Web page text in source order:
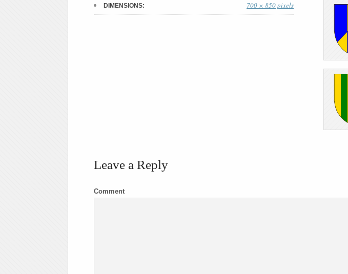
DIMENSIONS: 700 × 850 pixels
Leave a Reply
Comment